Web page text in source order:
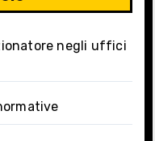
negli uffici